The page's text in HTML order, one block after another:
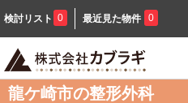
検討リスト 0 最近見た物件 0
龍ケ崎市の整形外科